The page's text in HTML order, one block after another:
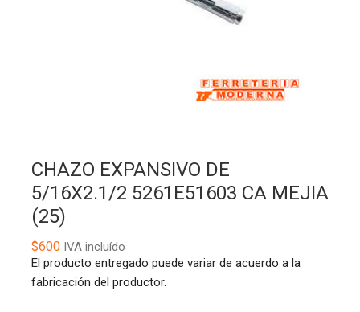
CHAZO EXPANSIVO DE
5/16X2.1/2 5261E51603 CA MEJIA
(25)
$600IVA incluído
El producto entregado puede variar de acuerdo a la
fabricación del productor.